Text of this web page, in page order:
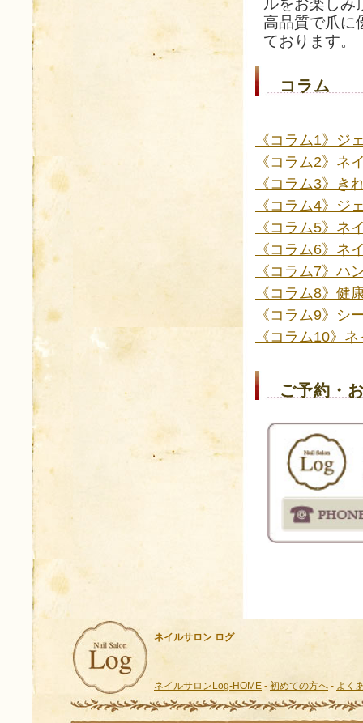
ルをお楽しみ
高品質で爪に
ております。
コラム
《コラム1》ジ
《コラム2》ネ
《コラム3》き
《コラム4》ジ
《コラム5》ネ
《コラム6》ネ
《コラム7》ハ
《コラム8》健
《コラム9》シ
《コラム10》
ご予約・
ネイルサロン ログ
ネイルサロンLog-HOME - 初めての方へ - よく